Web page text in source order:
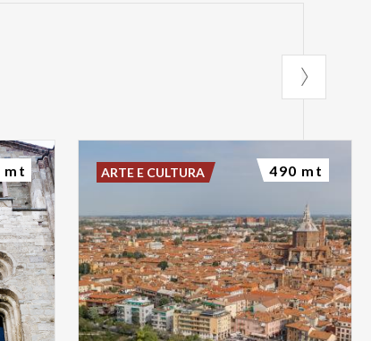
mt ARTE E CULTURA 490 mt